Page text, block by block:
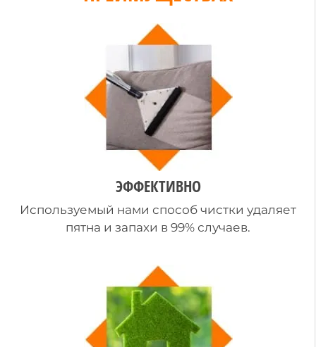
ЭФФЕКТИВНО
Используемый нами способ чистки удаляет
пятна и запахи в 99% случаев.